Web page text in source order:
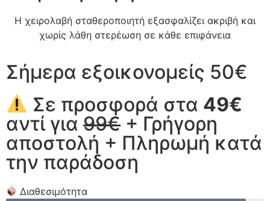
Η χειρολαβή σταθεροποιητή εξασφαλίζει ακριβή και
χωρίς λάθη στερέωση σε κάθε επιφάνεια
Σήμερα εξοικονομείς 50€
Σε προσφορά στα 49€
αντί για 99€ + Γρήγορη
αποστολή + Πληρωμή κατά
την παράδοση
Διαθεσιμότητα